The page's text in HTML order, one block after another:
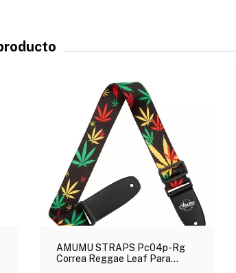
AMUMU STRAPS Pc04p-Rg
Correa Reggae Leaf Para